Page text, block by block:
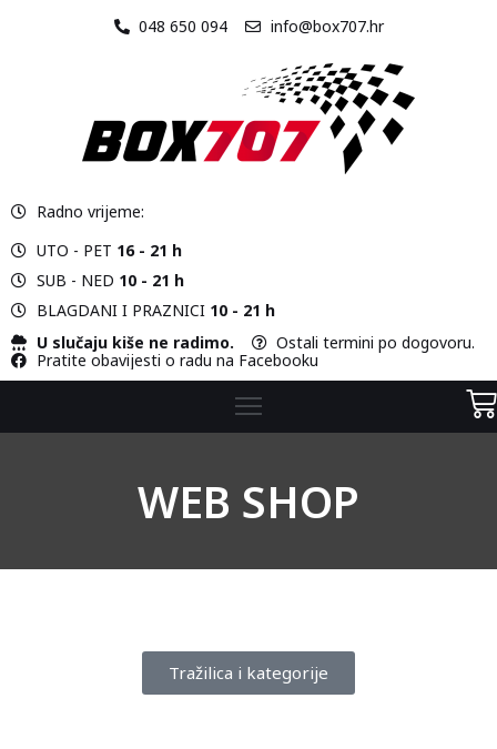
048 650 094 info@box707.hr
Radno vrijeme:
UTO - PET 16 - 21 h
SUB - NED 10 - 21 h
BLAGDANI I PRAZNICI 10 - 21 h
U slučaju kiše ne radimo.
Ostali termini po dogovoru.
Pratite obavijesti o radu na Facebooku
VOZILA
CJENIK
KONTAKT
WEB
WEB SHOP
Tražilica i kategorije